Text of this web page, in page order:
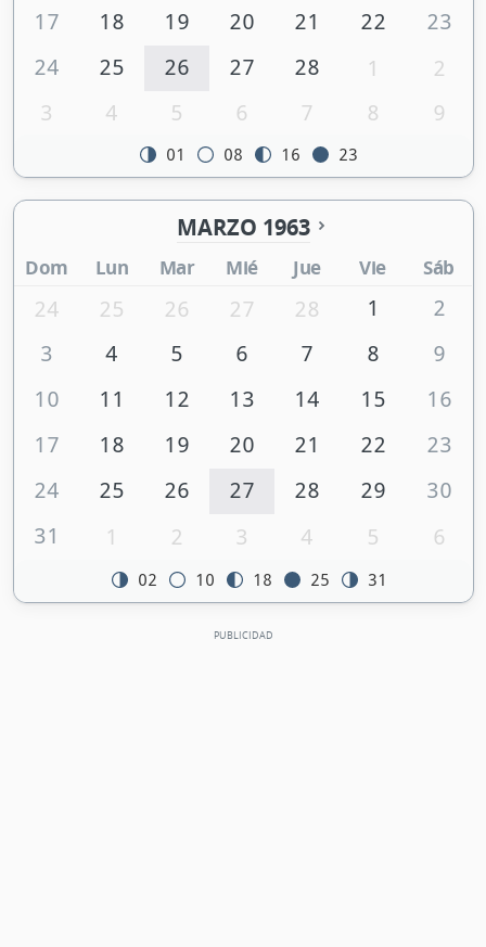
17
18 19 20 21 22
23
24
25 26 27 28 1
2
3
4 5 6 7 8 9
01 08 16 23
MARZO 1963
Dom Lun Mar Mié Jue Vie Sáb
24 25 26 27 28 1
2
3
4 5 6 7 8
9
10
11 12 13 14 15
16
17
18 19 20 21 22
23
24
25 26 27 28 29
30
31
1 2 3 4 5 6
02 10 18 25 31